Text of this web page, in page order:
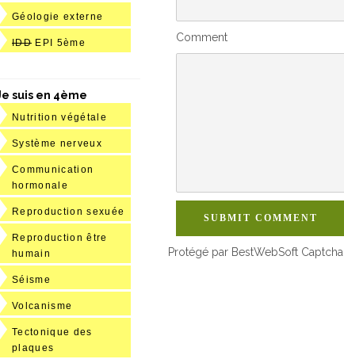
Comment
SUBMIT COMMENT
Protégé par BestWebSoft Captcha
Géologie externe
IDD EPI 5ème
suis en 4ème
Nutrition végétale
Système nerveux
Communication
hormonale
Reproduction sexuée
Reproduction être
humain
Séisme
Volcanisme
Tectonique des
plaques